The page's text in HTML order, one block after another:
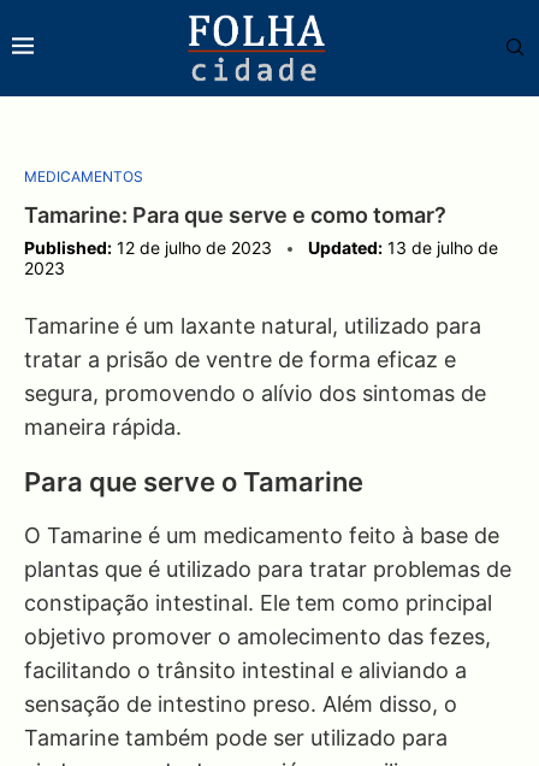
MEDICAMENTOS
Tamarine: Para que serve e como tomar?
Published: 12 de julho de 2023 Updated: 13 de julho de
2023
Tamarine é um laxante natural, utilizado para
tratar a prisão de ventre de forma eficaz e
segura, promovendo o alívio dos sintomas de
maneira rápida.
Para que serve o Tamarine
O Tamarine é um medicamento feito à base de
plantas que é utilizado para tratar problemas de
constipação intestinal. Ele tem como principal
objetivo promover o amolecimento das fezes,
facilitando o trânsito intestinal e aliviando a
sensação de intestino preso. Além disso, o
Tamarine também pode ser utilizado para